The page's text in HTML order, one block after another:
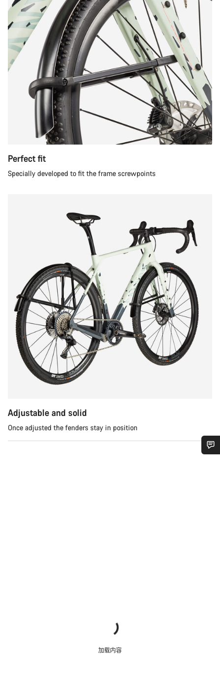
Perfect fit
Specially developed to fit the frame screwpoints
Adjustable and solid
Once adjusted the fenders stay in position
加载内容